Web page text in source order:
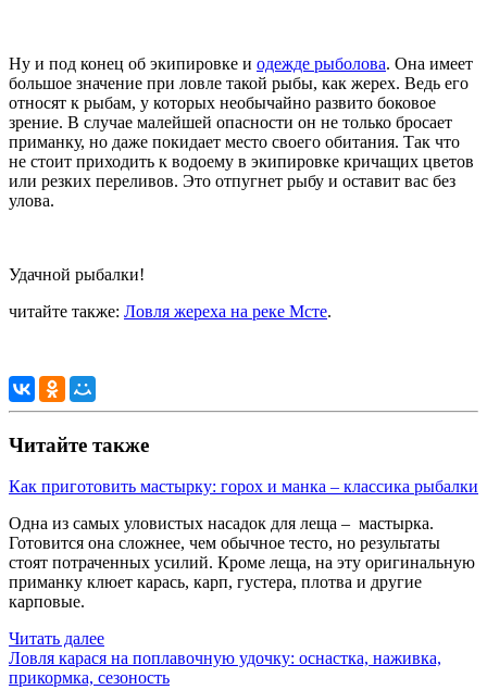
Ну и под конец об экипировке и одежде рыболова. Она имеет
большое значение при ловле такой рыбы, как жерех. Ведь его
относят к рыбам, у которых необычайно развито боковое
зрение. В случае малейшей опасности он не только бросает
приманку, но даже покидает место своего обитания. Так что
не стоит приходить к водоему в экипировке кричащих цветов
или резких переливов. Это отпугнет рыбу и оставит вас без
улова.
Удачной рыбалки!
читайте также: Ловля жереха на реке Мсте.
Читайте также
Как приготовить мастырку: горох и манка – классика рыбалки
Одна из самых уловистых насадок для леща – мастырка.
Готовится она сложнее, чем обычное тесто, но результаты
стоят потраченных усилий. Кроме леща, на эту оригинальную
приманку клюет карась, карп, густера, плотва и другие
карповые.
Читать далее
Ловля карася на поплавочную удочку: оснастка, наживка,
прикормка, сезоность